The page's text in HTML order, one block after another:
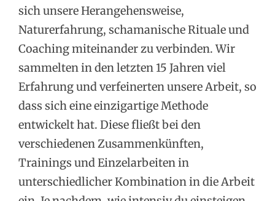
sich unsere Herangehensweise,
Naturerfahrung, schamanische Rituale und
Coaching miteinander zu verbinden. Wir
sammelten in den letzten 15 Jahren viel
Erfahrung und verfeinerten unsere Arbeit, so
dass sich eine einzigartige Methode
entwickelt hat. Diese fließt bei den
verschiedenen Zusammenkünften,
Trainings und Einzelarbeiten in
unterschiedlicher Kombination in die Arbeit